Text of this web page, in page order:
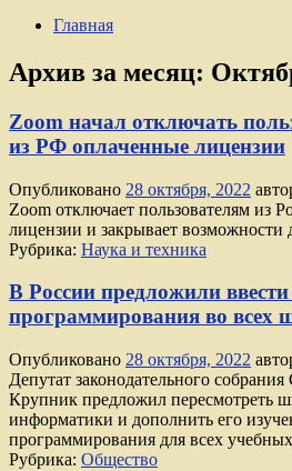
Главная
Архив за месяц:
Zoom начал отключать
из РФ оплаченные лицензии
Опубликовано 28 октября, 2022
Zoom отключает пользователям из
лицензии и закрывает возможности
Рубрика: Наука и техника
В России предложили
программирования во всех
Опубликовано 28 октября, 2022
Депутат законодательного
Крупник предложил пересмотреть
информатики и дополнить его
программирования для всех
Рубрика: Общество